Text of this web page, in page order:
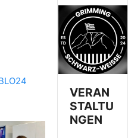
VERAN
STALTU
NGEN